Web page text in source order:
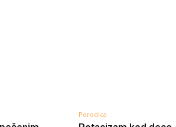
Porodica